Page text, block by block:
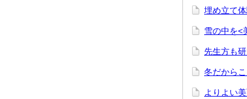
埋め立て
雪の中を<
先生方も
冬だから
よりよい